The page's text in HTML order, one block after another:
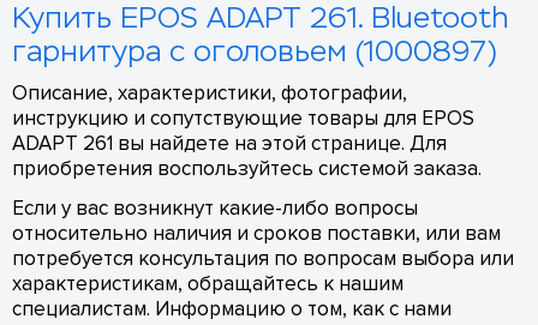
Купить EPOS ADAPT 261. Bluetooth
гарнитура с оголовьем (1000897)
Описание, характеристики, фотографии,
инструкцию и сопутствующие товары для EPOS
ADAPT 261 вы найдете на этой странице. Для
приобретения воспользуйтесь системой заказа.
Если у вас возникнут какие-либо вопросы
относительно наличия и сроков поставки, или вам
потребуется консультация по вопросам выбора или
характеристикам, обращайтесь к нашим
специалистам. Информацию о том, как с нами